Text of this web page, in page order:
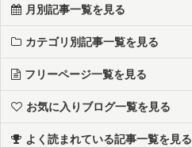
月別記事一覧を見る
カテゴリ別記事一覧を見る
フリーページ一覧を見る
お気に入りブログ一覧を見る
よく読まれている記事一覧を見る